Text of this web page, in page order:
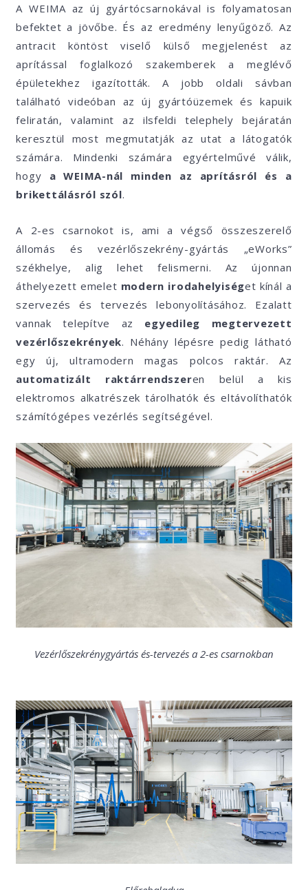
A WEIMA az új gyártócsarnokával is folyamatosan
befektet a jövőbe. És az eredmény lenyűgöző. Az
antracit köntöst viselő külső megjelenést az
aprítással foglalkozó szakemberek a meglévő
épületekhez igazították. A jobb oldali sávban
található videóban az új gyártóüzemek és kapuik
feliratán, valamint az ilsfeldi telephely bejáratán
keresztül most megmutatják az utat a látogatók
számára. Mindenki számára egyértelművé válik,
hogy a WEIMA-nál minden az aprításról és a
brikettálásról szól.
A 2-es csarnokot is, ami a végső összeszerelő
állomás és vezérlőszekrény-gyártás „eWorks”
székhelye, alig lehet felismerni. Az újonnan
áthelyezett emelet modern irodahelyiséget kínál a
szervezés és tervezés lebonyolításához. Ezalatt
vannak telepítve az egyedileg megtervezett
vezérlőszekrények. Néhány lépésre pedig látható
egy új, ultramodern magas polcos raktár. Az
automatizált raktárrendszeren belül a kis
elektromos alkatrészek tárolhatók és eltávolíthatók
számítógépes vezérlés segítségével.
Vezérlőszekrénygyártás és-tervezés a 2-es csarnokban